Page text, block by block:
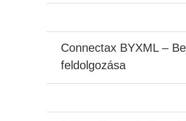
Connectax BYXML –
feldolgozása